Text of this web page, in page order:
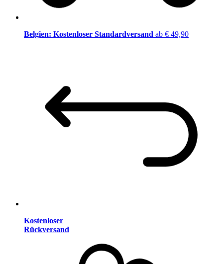
Belgien: Kostenloser Standardversand ab € 49,90
Kostenloser
Rückversand